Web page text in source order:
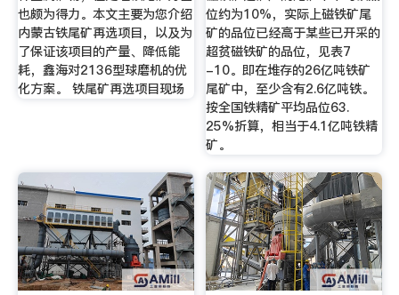
也颇为得力。本文主要为您介绍
内蒙古铁尾矿再选项目，以及为
了保证该项目的产量、降低能
耗，鑫海对2136型球磨机的优
化方案。 铁尾矿再选项目现场
位约为10%，实际上磁铁矿尾
矿的品位已经高于某些已开采的
超贫磁铁矿的品位，见表7
-10。即在堆存的26亿吨铁矿
尾矿中，至少含有2.6亿吨铁。
按全国铁精矿平均品位63.
25%折算，相当于4.1亿吨铁精
矿。